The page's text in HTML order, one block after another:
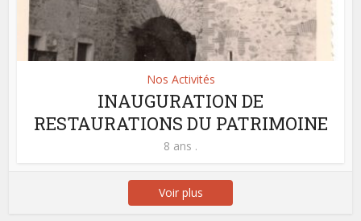
Nos Activités
INAUGURATION DE
RESTAURATIONS DU PATRIMOINE
8 ans .
Voir plus